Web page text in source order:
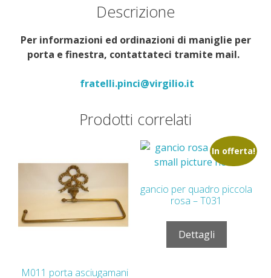
Descrizione
Per informazioni ed ordinazioni di maniglie per
porta e finestra, contattateci tramite mail.
fratelli.pinci@virgilio.it
Prodotti correlati
M011 porta asciugamani
In offerta!
gancio per quadro piccola
rosa – T031
Dettagli